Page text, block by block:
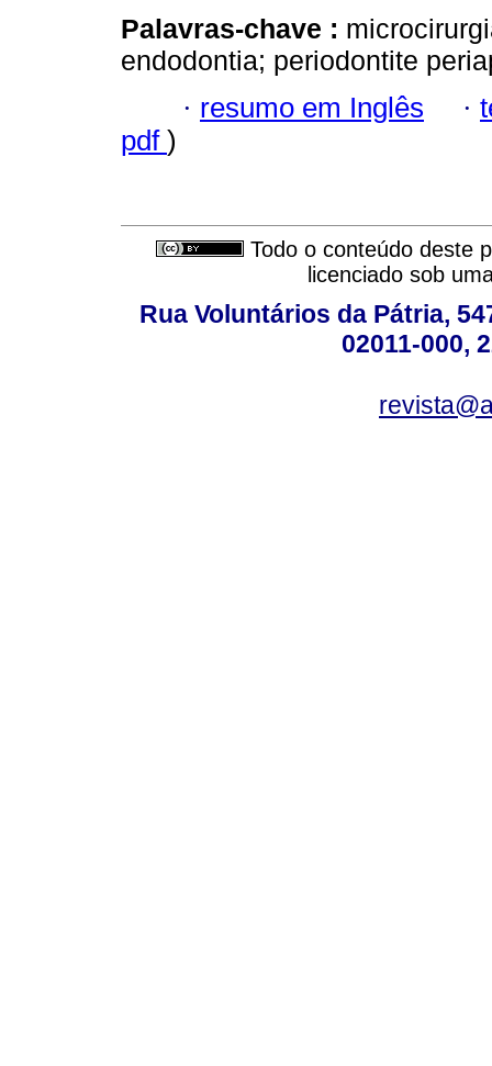
Palavras-chave :
endodontia; periodontite
· resumo em Inglês ·
pdf )
Todo o conteúdo deste
licenciado sob
Rua Voluntários da Pátria,
02011-000,